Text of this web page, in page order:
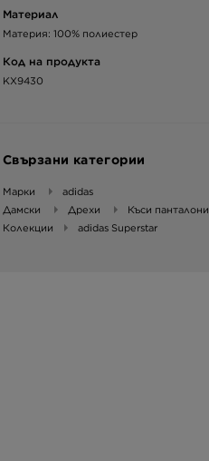
Материал
Материя: 100% полиестер
Код на продукта
KX9430
Свързани категории
Марки
adidas
Дамски
Дрехи
Къси панталони
Колекции
adidas Superstar